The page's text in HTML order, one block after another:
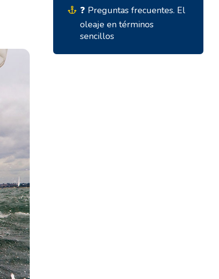
❓ Preguntas frecuentes. El
oleaje en términos
sencillos
ACI Marina Split
Sukošan
Bases del Norte